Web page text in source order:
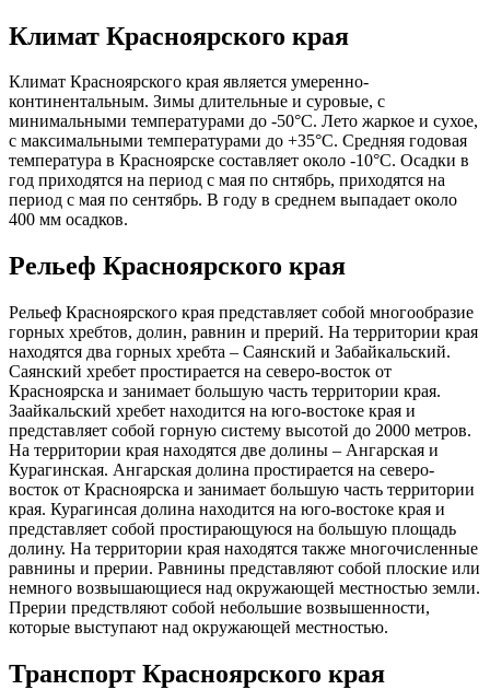
Климат Красноярского края
Климат Красноярского края является умеренно-
континентальным. Зимы длительные и суровые, с
минимальными температурами до -50°C. Лето жаркое и сухое,
с максимальными температурами до +35°C. Средняя годовая
температура в Красноярске составляет около -10°C. Осадки в
год приходятся на период с мая по снтябрь, приходятся на
период с мая по сентябрь. В году в среднем выпадает около
400 мм осадков.
Рельеф Красноярского края
Рельеф Красноярского края представляет собой многообразие
горных хребтов, долин, равнин и прерий. На территории края
находятся два горных хребта – Саянский и Забайкальский.
Саянский хребет простирается на северо-восток от
Красноярска и занимает большую часть территории края.
Заайкальский хребет находится на юго-востоке края и
представляет собой горную систему высотой до 2000 метров.
На территории края находятся две долины – Ангарская и
Курагинская. Ангарская долина простирается на северо-
восток от Красноярска и занимает большую часть территории
края. Курагинсая долина находится на юго-востоке края и
представляет собой простирающуюся на большую площадь
долину. На территории края находятся также многочисленные
равнины и прерии. Равнины представляют собой плоские или
немного возвышающиеся над окружающей местностью земли.
Прерии предствляют собой небольшие возвышенности,
которые выступают над окружающей местностью.
Транспорт Красноярского края